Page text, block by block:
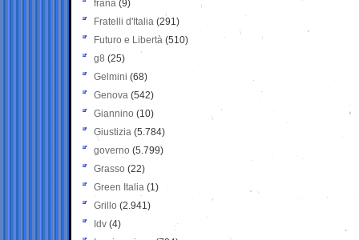
frana (9)
Fratelli d'Italia (291)
Futuro e Libertà (510)
g8 (25)
Gelmini (68)
Genova (542)
Giannino (10)
Giustizia (5.784)
governo (5.799)
Grasso (22)
Green Italia (1)
Grillo (2.941)
Idv (4)